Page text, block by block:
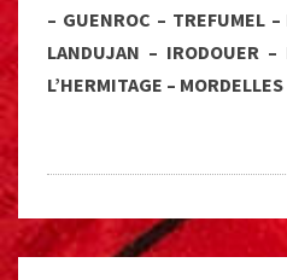
– GUENROC – TREFUMEL
LANDUJAN – IRODOUER
L’HERMITAGE – MORDELLES